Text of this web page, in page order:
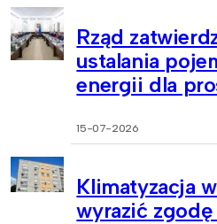
Rząd
ustalania
energii dla
15-07-2026
Klimatyzacja
wyrazić